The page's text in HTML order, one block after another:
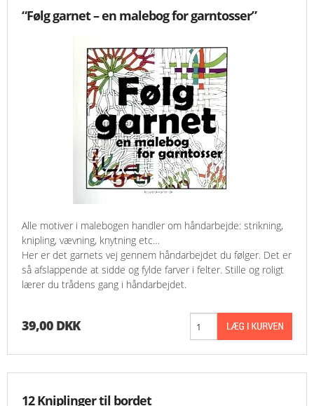
“Følg garnet – en malebog for garntosser”
Alle motiver i malebogen handler om håndarbejde: strikning,
knipling, vævning, knytning etc…
Her er det garnets vej gennem håndarbejdet du følger. Det er
så afslappende at sidde og fylde farver i felter. Stille og roligt
lærer du trådens gang i håndarbejdet.
39,00 DKK
12 Kniplinger til bordet